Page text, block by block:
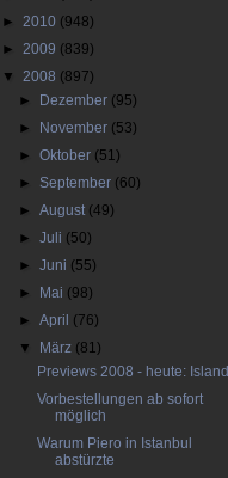
► 2010 (948)
► 2009 (839)
▼ 2008 (897)
►
Dezember (95)
►
November (53)
►Oktober (51)
► September (60)
►August (49)
►Juli (50)
►Juni (55)
►
Mai (98)
►April (76)
▼
März (81)
Previews 2008 - heute: Island
Vorbestellungen ab sofort
möglich
Warum Piero in Istanbul
abstürzte